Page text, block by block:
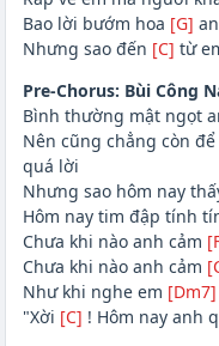
Bao lời bướm hoa [G]
Nhưng sao đến [C] từ
Pre-Chorus: Bùi Công
Bình thường mật ngọt
Nên cũng chẳng còn để
quá lời
Nhưng sao hôm nay
Hôm nay tim đập tính
Chưa khi nào anh cảm
Chưa khi nào anh cảm
Như khi nghe em [Dm7]
"Xời [C] ! Hôm nay anh